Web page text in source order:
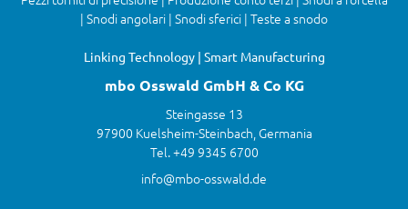
| Snodi angolari | Snodi sferici | Teste a snodo
Linking Technology | Smart Manufacturing
mbo Osswald GmbH & Co KG
Steingasse 13
97900 Kuelsheim-Steinbach, Germania
Tel. +49 9345 6700
info@mbo-osswald.de